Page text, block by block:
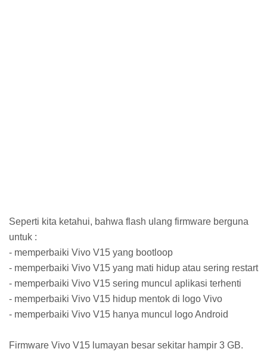
Seperti kita ketahui, bahwa flash ulang firmware berguna
untuk :
- memperbaiki Vivo V15 yang bootloop
- memperbaiki Vivo V15 yang mati hidup atau sering restart
- memperbaiki Vivo V15 sering muncul aplikasi terhenti
- memperbaiki Vivo V15 hidup mentok di logo Vivo
- memperbaiki Vivo V15 hanya muncul logo Android
Firmware Vivo V15 lumayan besar sekitar hampir 3 GB.